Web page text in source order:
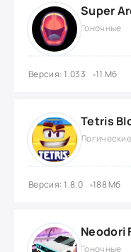
Гоночные
Версия: 1.033 11 Мб
Логические
Версия: 1.8.0 188 Мб
Гоночные